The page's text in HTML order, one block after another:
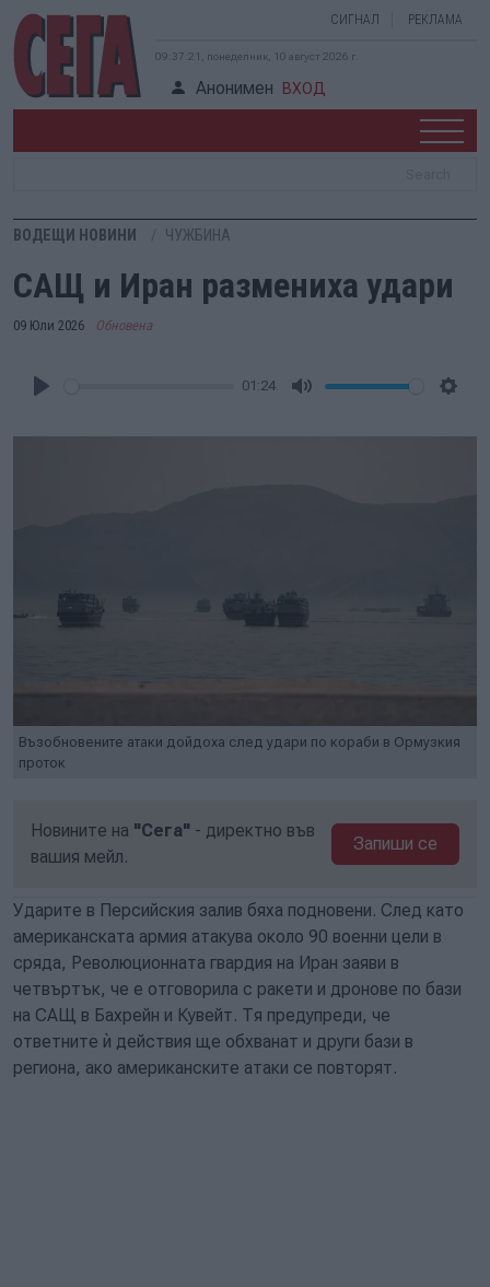
СИГНАЛ РЕКЛАМА
09:37:22, понеделник, 10 август 2026 г.
Анонимен ВХОД
ВОДЕЩИ НОВИНИ ЧУЖБИНА
САЩ и Иран размениха удари
09 Юли 2026 Обновена
01:24
Възобновените атаки дойдоха след удари по кораби в Ормузкия
проток
Новините на "Сега" - директно във
вашия мейл.
Запиши се
Ударите в Персийския залив бяха подновени. След като
американската армия атакува около 90 военни цели в
сряда, Революционната гвардия на Иран заяви в
четвъртък, че е отговорила с ракети и дронове по бази
на САЩ в Бахрейн и Кувейт. Тя предупреди, че
ответните ѝ действия ще обхванат и други бази в
региона, ако американските атаки се повторят.